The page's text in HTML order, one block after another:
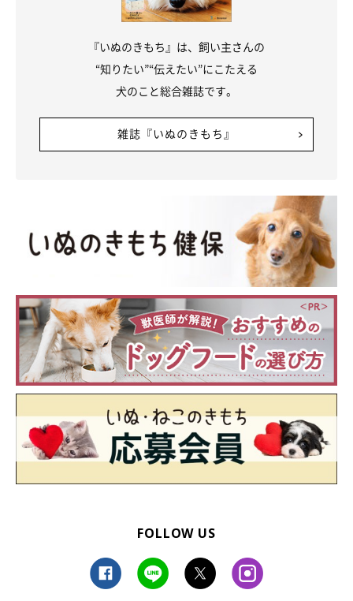
『いぬのきもち』は、飼い主さんの
“知りたい”“伝えたい”にこたえる
犬のこと総合雑誌です。
雑誌『いぬのきもち』
FOLLOW US